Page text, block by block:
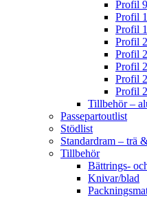
Profil
Profil
Profil
Profil
Profil
Profil
Profil
Profil
Tillbehör –
Passepartoutlist
Stödlist
Standardram – trä
Tillbehör
Bättrings-
Knivar/blad